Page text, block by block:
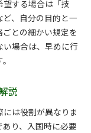
する場合は「技
、自分の目的と一
との細かい規定を
場合は、早めに行
説
は役割が異なりま
り、入国時に必要